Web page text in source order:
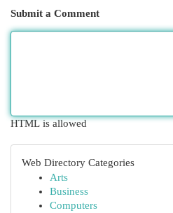
Submit a Comment
HTML is allowed
Web Directory Categories
Arts
Business
Computers